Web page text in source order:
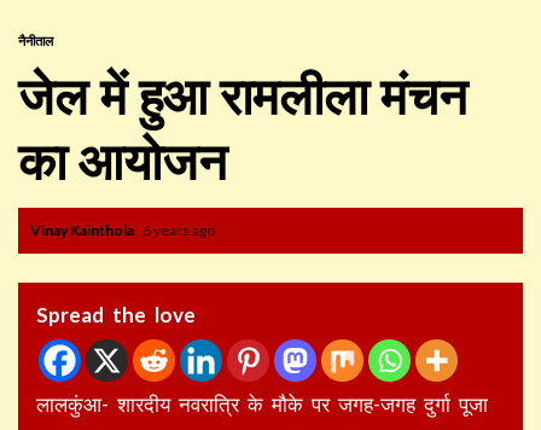
नैनीताल
जेल में हुआ रामलीला मंचन
का आयोजन
Vinay Kainthola 6 years ago
Spread the love
लालकुंआ- शारदीय नवरात्रि के मौके पर जगह-जगह दुर्गा पूजा